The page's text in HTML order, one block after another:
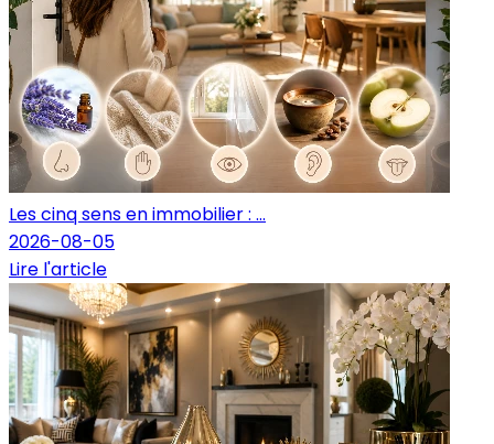
Les cinq sens en immobilier : ...
2026-08-05
Lire l'article